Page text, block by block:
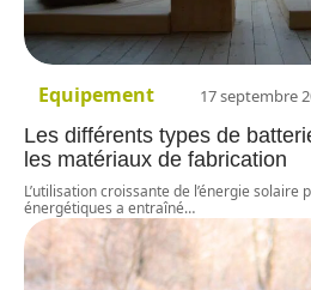
Equipement 17 septembre
Les différents types de
les matériaux de fabrication
L’utilisation croissante de l’énergie
énergétiques a entraîné…